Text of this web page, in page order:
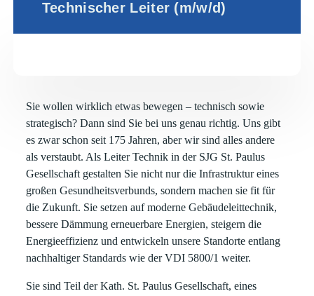
Technischer Leiter (m/w/d)
Sie wollen wirklich etwas bewegen – technisch sowie
strategisch? Dann sind Sie bei uns genau richtig. Uns gibt
es zwar schon seit 175 Jahren, aber wir sind alles andere
als verstaubt. Als Leiter Technik in der SJG St. Paulus
Gesellschaft gestalten Sie nicht nur die Infrastruktur eines
großen Gesundheitsverbunds, sondern machen sie fit für
die Zukunft. Sie setzen auf moderne Gebäudeleittechnik,
bessere Dämmung erneuerbare Energien, steigern die
Energieeffizienz und entwickeln unsere Standorte entlang
nachhaltiger Standards wie der VDI 5800/1 weiter.
Sie sind Teil der Kath. St. Paulus Gesellschaft, eines